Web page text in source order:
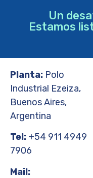
Un
Estamos
Planta: Polo
Industrial Ezeiza,
Buenos Aires,
Argentina
Tel: +54 911 4949
7906
Mail: